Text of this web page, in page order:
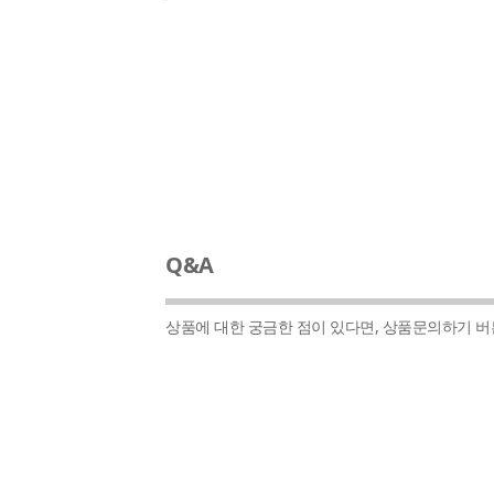
Q&A
상품에 대한 궁금한 점이 있다면, 상품문의하기